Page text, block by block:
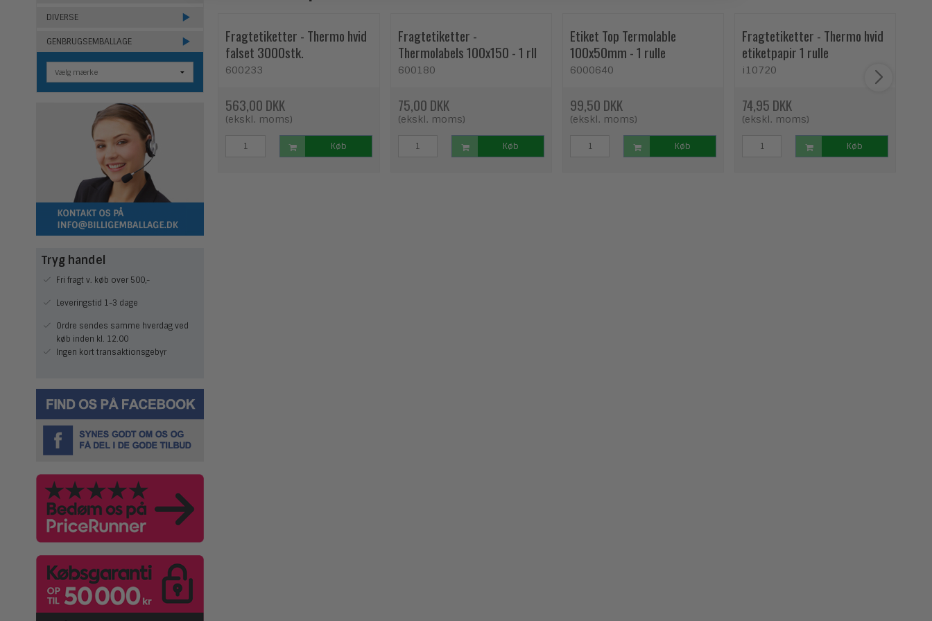
DIVERSE
GENBRUGSEMBALLAGE
Tryg handel
Fri fragt v. køb over 500,-
Leveringstid 1-3 dage
Ordre sendes samme hverdag ved
køb inden kl. 12.00
Ingen kort transaktionsgebyr
Fragtetiketter - Thermo hvid
falset 3000stk.
600233
563,00 DKK
(ekskl. moms)
Køb
Fragtetiketter -
Thermolabels 100x150 - 1 rll
600180
75,00 DKK
(ekskl. moms)
Køb
Etiket Top Termolable
100x50mm - 1 rulle
6000640
99,50 DKK
(ekskl. moms)
Køb
Fragtetiketter - Thermo hvid
etiketpapir 1 rulle
i10720
74,95 DKK
(ekskl. moms)
Køb